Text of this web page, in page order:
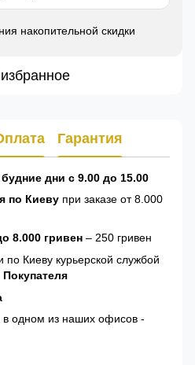
накопительной скидки
Гарантия
дни с 9.00 до 15.00
по Киеву при заказе от 8.000
8.000 гривен – 250 гривен
по Киеву курьерской службой
в одном из наших офисов -